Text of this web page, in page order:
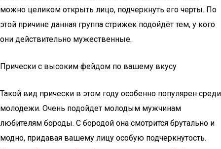
можно целиком открыть лицо, подчеркнуть его черты. По
этой причине данная группа стрижек подойдёт тем, у кого
они действительно мужественные.
Прически с высоким фейдом по вашему вкусу
Такой вид прически в этом году особенно популярен среди
молодежи. Очень подойдет молодым мужчинам
любителям бороды. С бородой она смотрится брутально и
модно, придавая вашему лицу особую подчеркнутость.